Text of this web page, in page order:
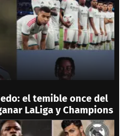
el temible once del
LaLiga y Champions